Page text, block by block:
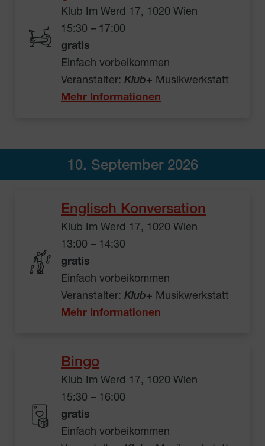
Klub Im Werd 17, 1020 Wien
15:30 – 17:00
gratis
Einfach vorbeikommen
Veranstalter: Klub+ Musikwerkstatt
Mehr Informationen
10. September 2026
Englisch Konversation
Klub Im Werd 17, 1020 Wien
13:00 – 14:30
gratis
Einfach vorbeikommen
Veranstalter: Klub+ Musikwerkstatt
Mehr Informationen
Bingo
Klub Im Werd 17, 1020 Wien
15:30 – 16:00
gratis
Einfach vorbeikommen